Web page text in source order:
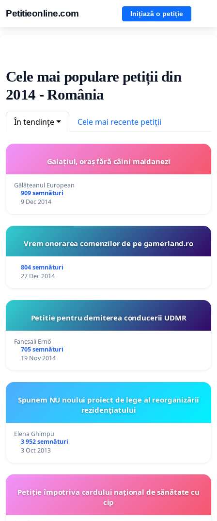
Petitieonline.com Inițiază o petiție
Cele mai populare petiții din
2014 - România
În tendințe Cele mai recente petiții
Galațiul, oraș fără câini maidanezi
Gălățeanul European
909 semnături
9 Dec 2014
Vrem onorarea comenzilor de pe gamerland.ro
804 semnături
27 Dec 2014
Petitie pentru demiterea conducerii UDMR
Fancsali Ernő
705 semnături
19 Nov 2014
Spunem NU noului proiect de lege al reorganizării
rezidenţiatului
Elena Ghimpu
3 952 semnături
3 Oct 2013
Petiție împotriva cardului național de sănătate cu
cip